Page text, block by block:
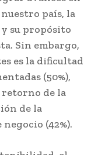
país, la
y su propósito
Sin embargo,
es la dificultad
(50%),
retorno de la
de la
(42%).